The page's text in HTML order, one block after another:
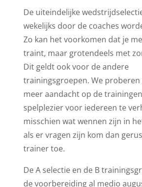
De uiteindelijke
wekelijks door de coaches
Zo kan het voorkomen dat je
traint, maar grotendeels met
Dit geldt ook voor de andere
trainingsgroepen. We
meer aandacht op de
spelplezier voor iedereen te
misschien wat wennen zijn in
als er vragen zijn kom dan
trainer toe.
De A selectie en de B
de voorbereiding al medio